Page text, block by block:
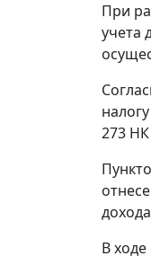
При
учета
273
В